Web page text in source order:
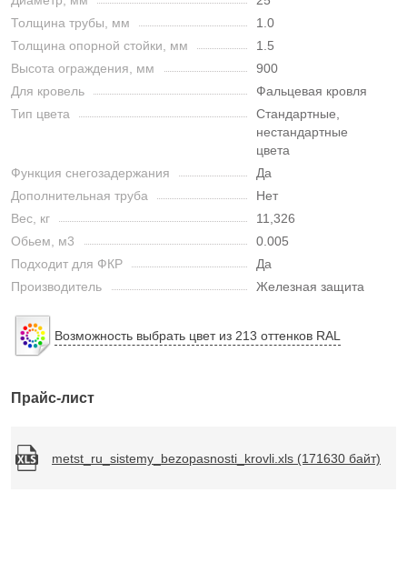
Толщина трубы, мм
1.0
Толщина опорной стойки, мм
1.5
Высота ограждения, мм
900
Для кровель
Фальцевая кровля
Тип цвета
Стандартные,
нестандартные
цвета
Функция снегозадержания
Да
Дополнительная труба
Нет
Вес, кг
11,326
Обьем, м3
0.005
Подходит для ФКР
Да
Производитель
Железная защита
Возможность выбрать цвет из 213 оттенков RAL
Прайс-лист
metst_ru_sistemy_bezopasnosti_krovli.xls (171630 байт)